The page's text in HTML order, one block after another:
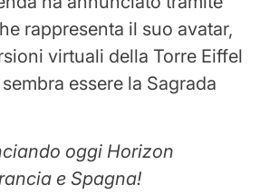
rappresenta il suo avatar,
virtuali della Torre Eiffel
essere la Sagrada
oggi Horizon
e Spagna!